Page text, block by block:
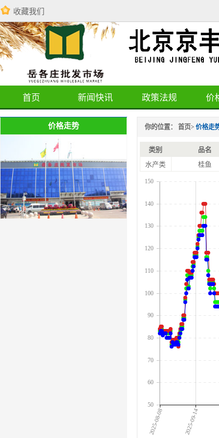
收藏我们
首页 新闻快讯 政策法规 价
价格走势 你的位置： 首页> 价格走
类别
品名
水产类
桂鱼
2025-08-08 2025-09-14
50
60
70
80
90
100
110
120
130
140
150